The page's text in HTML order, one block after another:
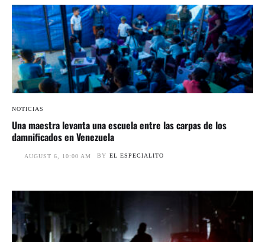
NOTICIAS
Una maestra levanta una escuela entre las carpas de los
damnificados en Venezuela
AUGUST 6, 10:00 AM BY EL ESPECIALITO